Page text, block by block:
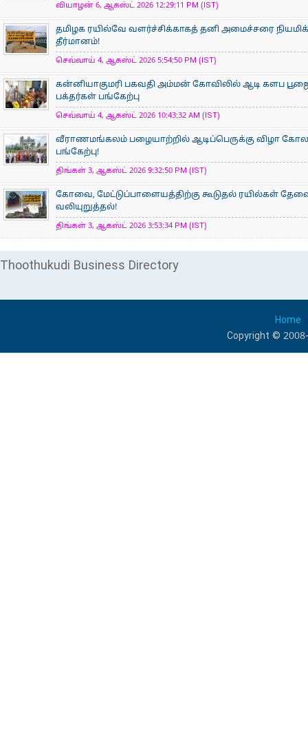
வியாழன் 6, ஆகஸ்ட் 2026 12:29:11 PM (IST)
தமிழக ரயில்வே வளர்ச்சிக்காகத் தனி அமைச்சரை
தீர்மானம்!
செவ்வாய் 4, ஆகஸ்ட் 2026 5:54:50 PM (IST)
கன்னியாகுமரி பகவதி அம்மன் கோவிலில் ஆடி களப
பக்தர்கள் பங்கேற்பு
செவ்வாய் 4, ஆகஸ்ட் 2026 10:43:32 AM (IST)
வீராணமங்கலம் பழையாற்றில் ஆடிப்பெருக்கு விழா
பங்கேற்பு!
திங்கள் 3, ஆகஸ்ட் 2026 9:32:50 PM (IST)
கோவை, மேட்டுப்பாளையத்திற்கு கூடுதல் ரயில்கள்
வலியுறுத்தல்!
திங்கள் 3, ஆகஸ்ட் 2026 3:53:34 PM (IST)
Thoothukudi Business Directory
Home
Copyright ©